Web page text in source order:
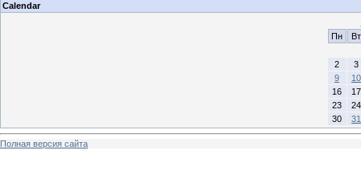
Calendar
Пн
Вт
2
3
9
10
16
17
23
24
30
31
Полная версия сайта